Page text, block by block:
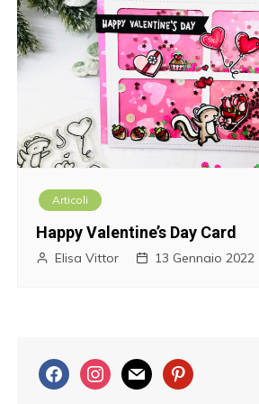
Articoli
Happy Valentine’s Day Card
Elisa Vittor 13 Gennaio 2022
f
a
i
n
m
a
p